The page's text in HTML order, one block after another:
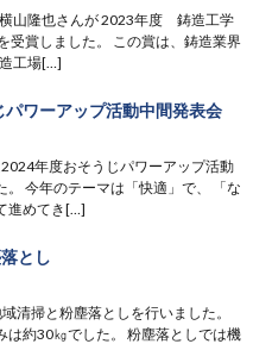
山隆也さんが 2023年度 鋳造工学
賞しました。 この賞は、鋳造業界
工場[…]
ワーアップ活動中間発表会
年度おそうじパワーアップ活動
。 今年のテーマは「快適」で、 「な
進めてき[…]
とし
清掃と粉塵落としを行いました。
は約30㎏でした。 粉塵落としでは機